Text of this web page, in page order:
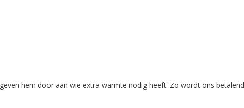
hem door aan wie extra warmte nodig heeft. Zo wordt ons